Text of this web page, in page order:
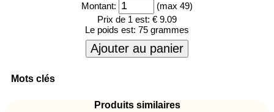
Montant:
(max 49)
Prix de 1 est: € 9.09
Le poids est: 75 grammes
Ajouter au panier
Mots clés
Produits similaires